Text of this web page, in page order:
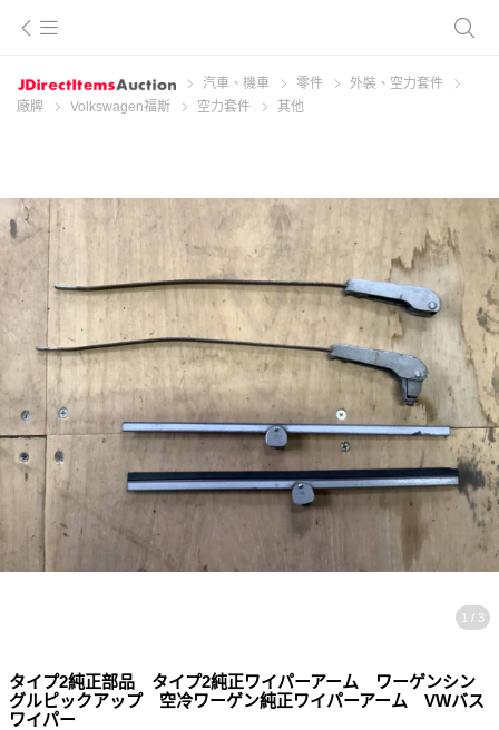
汽車、機車 零件
外裝、空力套件
廠牌
Volkswagen福斯 空力套件 其他
1 / 3
タイプ2純正部品 タイプ2純正ワイパーアーム ワーゲンシン
グルピックアップ 空冷ワーゲン純正ワイパーアーム VWバス
ワイパー